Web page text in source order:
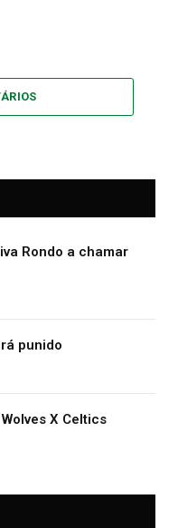
Rondo a chamar
punido
X Celtics